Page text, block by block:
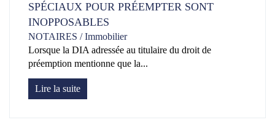
SPÉCIAUX POUR PRÉEMPTER SONT
INOPPOSABLES
NOTAIRES /Immobilier
Lorsque la DIA adressée au titulaire du droit de
préemption mentionne que la...
Lire la suite